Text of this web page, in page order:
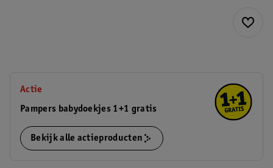
Actie
Pampers babydoekjes 1+1 gratis
Bekijk alle actieproducten